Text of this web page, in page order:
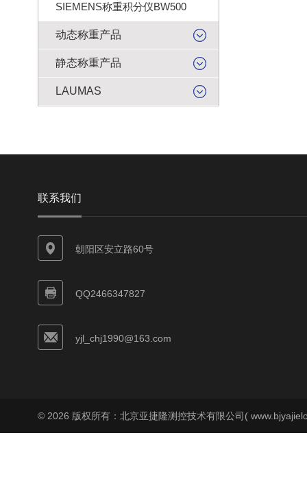
SIEMENS称重积分仪BW500
动态称重产品
静态称重产品
LAUMAS
联系我们
朝阳区安立路60号
QQ2466347827
yjl_chj1990@163.com
© 2026 版权所有：北京亚捷隆测控技术有限公司(